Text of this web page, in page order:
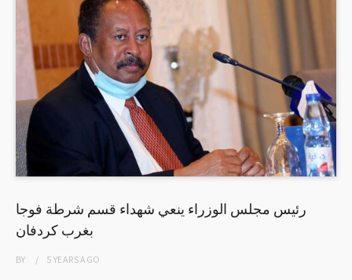
رئيس مجلس الوزراء ينعي شهداء قسم شرطة فوجا
بغرب كردفان
BY 5 YEARSAGO